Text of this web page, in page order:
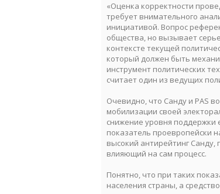
«Оценка корректности
требует внимательного
инициативой. Вопрос
общества, но вызывает
контексте текущей
который должен быть
инструмент политических
считает один из ведущих
Очевидно, что Санду и PAS
мобилизации своей
снижение уровня поддержки
показатель проевропейски
высокий антирейтинг
влияющий на сам процесс.
Понятно, что при таких
населения страны, а